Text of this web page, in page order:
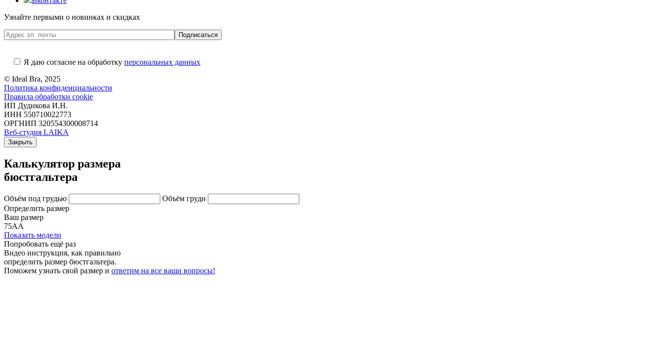
Узнайте первыми о новинках и скидках
Я даю согласие на обработку персональных данных
© Ideal Bra, 2025
Политика конфиденциальности
Правила обработки cookie
ИП Дудикова И.Н.
ИНН 550710022773
ОРГНИП 320554300008714
Веб-студия LAIKA
Закрыть
Калькулятор размера
бюстгальтера
Объём под грудью
Объём груди
Определить размер
Ваш размер
75АА
Показать модели
Попробовать ещё раз
Видео инструкция, как правильно
определить размер бюстгальтера.
Поможем узнать свой размер и ответим на все ваши вопросы!